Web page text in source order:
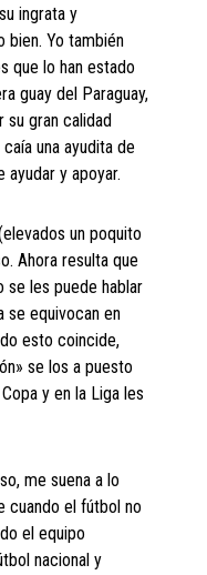
ingrata y
bien. Yo también
que lo han estado
guay del Paraguay,
su gran calidad
una ayudita de
ayudar y apoyar.
un poquito
Ahora resulta que
se les puede hablar
se equivocan en
esto coincide,
se los a puesto
y en la Liga les
me suena a lo
cuando el fútbol no
el equipo
nacional y